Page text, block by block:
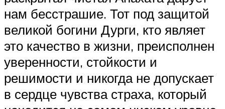
нам бесстрашие. Тот под защитой
великой богини Дурги, кто являет
это качество в жизни, преисполнен
уверенности, стойкости и
решимости и никогда не допускает
в сердце чувства страха, который